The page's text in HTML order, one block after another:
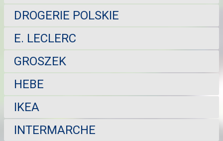
DROGERIE POLSKIE
E. LECLERC
GROSZEK
HEBE
IKEA
INTERMARCHE